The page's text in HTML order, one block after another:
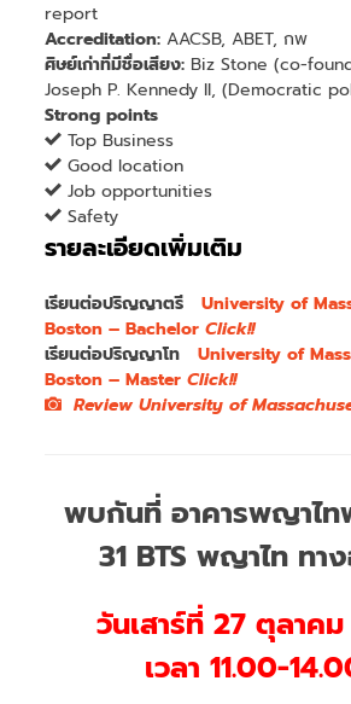
report
Accreditation: AACSB, ABET, กพ
ศิษย์เก่าที่มีชื่อเสียง: Biz Stone (co-
Joseph P. Kennedy II, (Democratic
Strong points
Top Business
Good location
Job opportunities
Safety
รายละเอียดเพิ่มเติม
เรียนต่อปริญญาตรีUniversity of
Boston – BachelorClick!!
เรียนต่อปริญญาโทUniversity of
Boston – MasterClick!!
Review University of
พบกันที่ อาคารพญาไท
31 BTS พญาไท ทา
วันเสาร์ที่ 27 ตุลาค
เวลา 11.00-